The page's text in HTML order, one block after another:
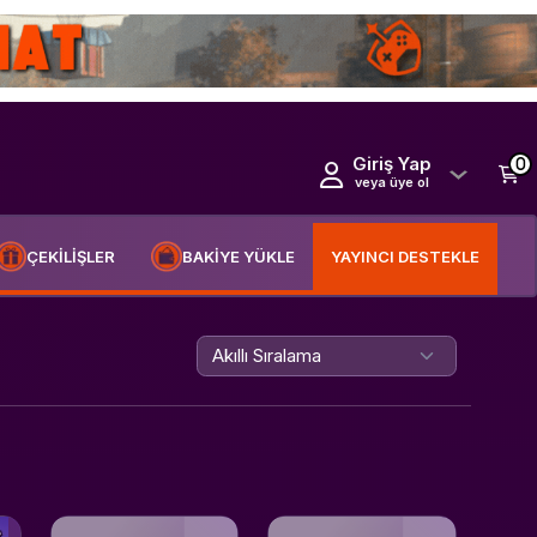
Giriş Yap
veya üye ol
0
ÇEKİLİŞLER BAKİYE YÜKLE YAYINCI DESTEKLE